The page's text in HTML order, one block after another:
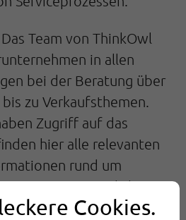
Cookies.
Das Team von ThinkOwl
in allen
bei der Beratung über
zu Verkaufsthemen.
Zugriff auf das
hier alle relevanten
rund um
Der monatliche
informiert zudem über alle